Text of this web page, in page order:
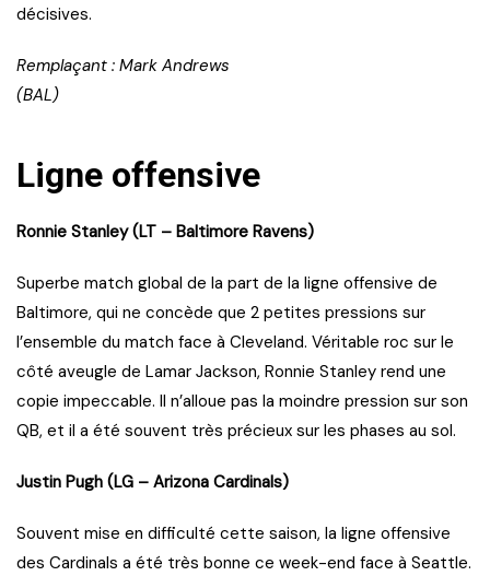
décisives.
Remplaçant : Mark Andrews
(BAL)
Ligne offensive
Ronnie Stanley (LT – Baltimore Ravens)
Superbe match global de la part de la ligne offensive de
Baltimore, qui ne concède que 2 petites pressions sur
l’ensemble du match face à Cleveland. Véritable roc sur le
côté aveugle de Lamar Jackson, Ronnie Stanley rend une
copie impeccable. Il n’alloue pas la moindre pression sur son
QB, et il a été souvent très précieux sur les phases au sol.
Justin Pugh (LG – Arizona Cardinals)
Souvent mise en difficulté cette saison, la ligne offensive
des Cardinals a été très bonne ce week-end face à Seattle.